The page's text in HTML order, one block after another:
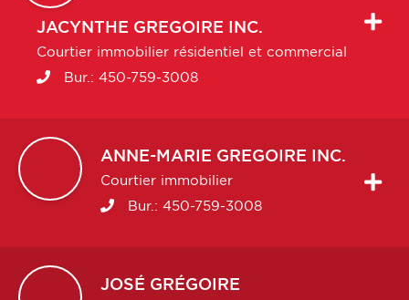
JACYNTHE GREGOIRE INC.
Courtier immobilier résidentiel et commercial
Bur.: 450-759-3008
ANNE-MARIE GREGOIRE INC.
Courtier immobilier
Bur.: 450-759-3008
JOSÉ GRÉGOIRE